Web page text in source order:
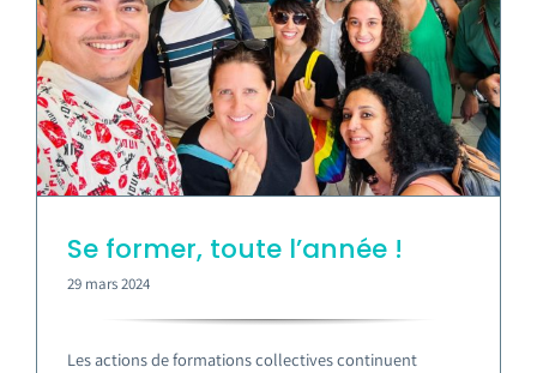
Se former, toute l’année !
29 mars 2024
Les actions de formations collectives continuent